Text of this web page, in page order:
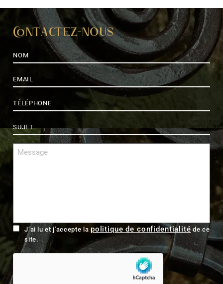
Contactez-nous
mail *
Téléphone
RGPDJ’ai lu et j'accepte la politique de confidentialitéde ce
site.
hCaptcha